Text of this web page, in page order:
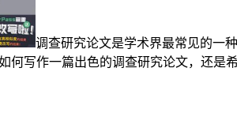
调查研究论文是学术界最常见的一
何写作一篇出色的调查研究论文，还是